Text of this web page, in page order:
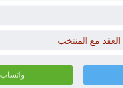
مع المنتخب
واتساب